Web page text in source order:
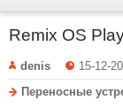
Remix OS
denis 15-12-
Переносные